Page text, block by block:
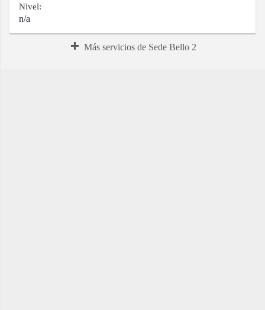
Nivel:
n/a
Más servicios de Sede Bello 2